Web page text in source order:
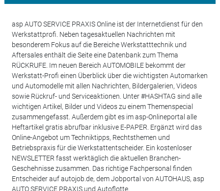
asp AUTO SERVICE PRAXIS Online ist der Internetdienst für den
Werkstattprofi. Neben tagesaktuellen Nachrichten mit
besonderem Fokus auf die Bereiche Werkstatttechnik und
Aftersales enthält die Seite eine Datenbank zum Thema
RÜCKRUFE. Im neuen Bereich AUTOMOBILE bekommt der
Werkstatt-Profi einen Überblick über die wichtigsten Automarken
und Automodelle mit allen Nachrichten, Bildergalerien, Videos
sowie Rückruf- und Serviceaktionen. Unter #HASHTAG sind alle
wichtigen Artikel, Bilder und Videos zu einem Themenspecial
zusammengefasst. Außerdem gibt es im asp-Onlineportal alle
Heftartikel gratis abrufbar inklusive E-PAPER. Ergänzt wird das
Online-Angebot um Techniktipps, Rechtsthemen und
Betriebspraxis für die Werkstattentscheider. Ein kostenloser
NEWSLETTER fasst werktäglich die aktuellen Branchen-
Geschehnisse zusammen. Das richtige Fachpersonal finden
Entscheider auf autojob.de, dem Jobportal von AUTOHAUS, asp
AUTO SERVICE PRAXIS und Autoflotte.